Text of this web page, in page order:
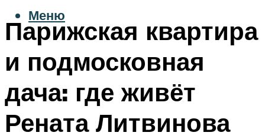
Меню
Парижская квартира
и подмосковная
дача: где живёт
Рената Литвинова